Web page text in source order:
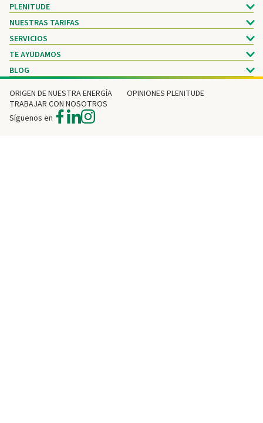
PLENITUDE
NUESTRAS TARIFAS
SERVICIOS
TE AYUDAMOS
BLOG
ORIGEN DE NUESTRA ENERGÍA
OPINIONES PLENITUDE
TRABAJAR CON NOSOTROS
Síguenos en